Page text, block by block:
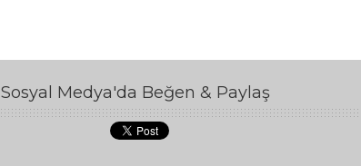
Sosyal Medya'da Beğen & Paylaş